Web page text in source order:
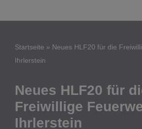
Startseite » Neues HLF20 für die
Ihrlerstein
Neues HLF20 für
Freiwillige
Ihrlerstein